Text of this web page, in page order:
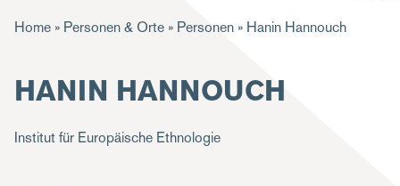
P
a
n
Home Personen & Orte Personen Hanin Hannouch
HANIN HANNOUCH
Institut für Europäische Ethnologie